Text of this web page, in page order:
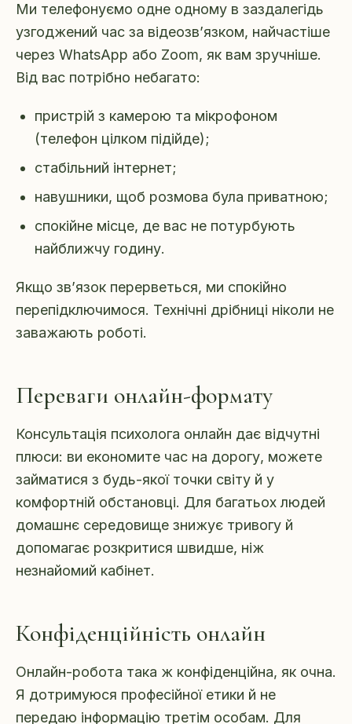
Ми телефонуємо одне одному в заздалегідь
узгоджений час за відеозв’язком, найчастіше
через WhatsApp або Zoom, як вам зручніше.
Від вас потрібно небагато:
пристрій з камерою та мікрофоном
(телефон цілком підійде);
стабільний інтернет;
навушники, щоб розмова була приватною;
спокійне місце, де вас не потурбують
найближчу годину.
Якщо зв’язок перерветься, ми спокійно
перепідключимося. Технічні дрібниці ніколи не
заважають роботі.
Переваги онлайн-формату
Консультація психолога онлайн дає відчутні
плюси: ви економите час на дорогу, можете
займатися з будь-якої точки світу й у
комфортній обстановці. Для багатьох людей
домашнє середовище знижує тривогу й
допомагає розкритися швидше, ніж
незнайомий кабінет.
Конфіденційність онлайн
Онлайн-робота така ж конфіденційна, як очна.
Я дотримуюся професійної етики й не
передаю інформацію третім особам. Для